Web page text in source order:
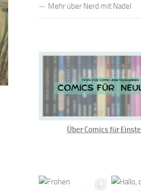
Mehr über Nerd mit Nadel
Über Comics für